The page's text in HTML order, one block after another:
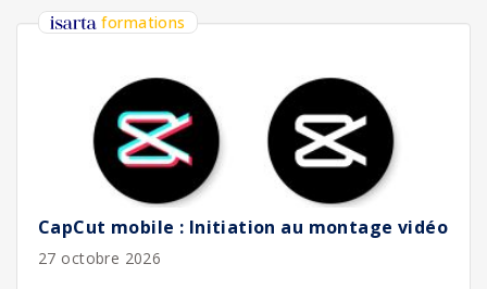
formations
CapCut mobile : Initiation au montage vidéo
27 octobre 2026